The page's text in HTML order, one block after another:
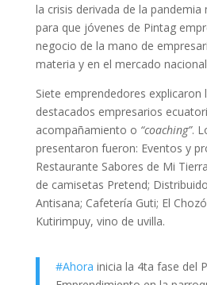
la crisis derivada de la
para que jóvenes de Pintag
negocio de la mano de
materia y en el mercado
Siete emprendedores
destacados empresarios
acompañamiento o “coaching”.
presentaron fueron: Eventos y
Restaurante Sabores de Mi
de camisetas Pretend;
Antisana; Cafetería Guti; El
Kutirimpuy, vino de uvilla.
#Ahora inicia la 4ta fase del